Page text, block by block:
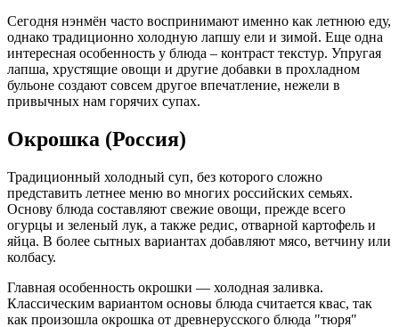
Сегодня нэнмён часто воспринимают именно как летнюю еду,
однако традиционно холодную лапшу ели и зимой. Еще одна
интересная особенность у блюда – контраст текстур. Упругая
лапша, хрустящие овощи и другие добавки в прохладном
бульоне создают совсем другое впечатление, нежели в
привычных нам горячих супах.
Окрошка (Россия)
Традиционный холодный суп, без которого сложно
представить летнее меню во многих российских семьях.
Основу блюда составляют свежие овощи, прежде всего
огурцы и зеленый лук, а также редис, отварной картофель и
яйца. В более сытных вариантах добавляют мясо, ветчину или
колбасу.
Главная особенность окрошки — холодная заливка.
Классическим вариантом основы блюда считается квас, так
как произошла окрошка от древнерусского блюда "тюря"